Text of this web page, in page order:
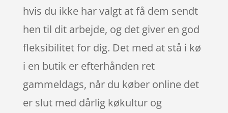
hvis du ikke har valgt at få dem sendt
hen til dit arbejde, og det giver en god
fleksibilitet for dig. Det med at stå i kø
i en butik er efterhånden ret
gammeldags, når du køber online det
er slut med dårlig køkultur og